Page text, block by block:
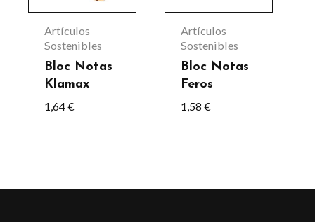
Artículos
Sostenibles
Bloc Notas
Klamax
1,64€
Artículos
Sostenibles
Bloc Notas
Feros
1,58 €